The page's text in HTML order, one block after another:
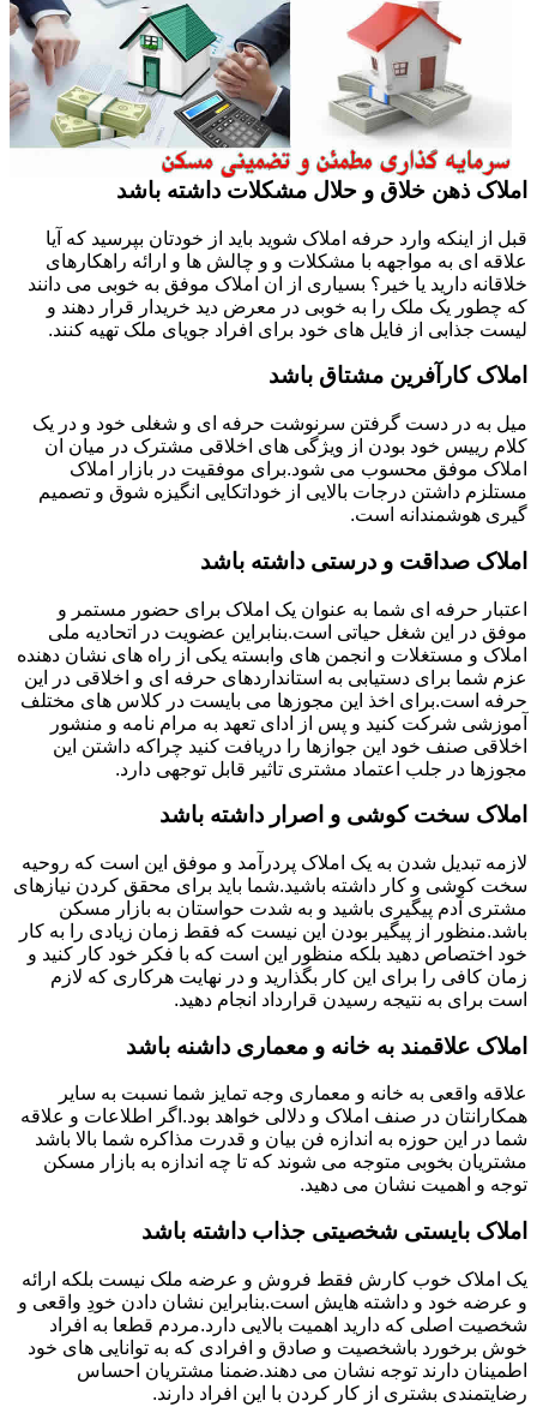
املاک ذهن خلاق و حلال مشکلات داشته باشد
قبل از اینکه وارد حرفه املاک شوید باید از خودتان بپرسید که آیا
علاقه ای به مواجهه با مشکلات و و چالش ها و ارائه راهکارهای
خلاقانه دارید یا خیر؟ بسیاری از ان املاک موفق به خوبی می دانند
که چطور یک ملک را به خوبی در معرض دید خریدار قرار دهند و
لیست جذابی از فایل های خود برای افراد جویای ملک تهیه کنند.
املاک کارآفرین مشتاق باشد
میل به در دست گرفتن سرنوشت حرفه ای و شغلی خود و در یک
کلام رییس خود بودن از ویژگی های اخلاقی مشترک در میان ان
املاک موفق محسوب می شود.برای موفقیت در بازار املاک
مستلزم داشتن درجات بالایی از خوداتکایی انگیزه شوق و تصمیم
گیری هوشمندانه است.
املاک صداقت و درستی داشته باشد
اعتبار حرفه ای شما به عنوان یک املاک برای حضور مستمر و
موفق در این شغل حیاتی است.بنابراین عضویت در اتحادیه ملی
املاک و مستغلات و انجمن های وابسته یکی از راه های نشان دهنده
عزم شما برای دستیابی به استانداردهای حرفه ای و اخلاقی در این
حرفه است.برای اخذ این مجوزها می بایست در کلاس های مختلف
آموزشی شرکت کنید و پس از ادای تعهد به مرام نامه و منشور
اخلاقی صنف خود این جوازها را دریافت کنید چراکه داشتن این
مجوزها در جلب اعتماد مشتری تاثیر قابل توجهی دارد.
املاک سخت کوشی و اصرار داشته باشد
لازمه تبدیل شدن به یک املاک پردرآمد و موفق این است که روحیه
سخت کوشی و کار داشته باشید.شما باید برای محقق کردن نیازهای
مشتری آدم پیگیری باشید و به شدت حواستان به بازار مسکن
باشد.منظور از پیگیر بودن این نیست که فقط زمان زیادی را به کار
خود اختصاص دهید بلکه منظور این است که با فکر خود کار کنید و
زمان کافی را برای این کار بگذارید و در نهایت هرکاری که لازم
است برای به نتیجه رسیدن قرارداد انجام دهید.
املاک علاقمند به خانه و معماری داشنه باشد
علاقه واقعی به خانه و معماری وجه تمایز شما نسبت به سایر
همکارانتان در صنف املاک و دلالی خواهد بود.اگر اطلاعات و علاقه
شما در این حوزه به اندازه فن بیان و قدرت مذاکره شما بالا باشد
مشتریان بخوبی متوجه می شوند که تا چه اندازه به بازار مسکن
توجه و اهمیت نشان می دهید.
املاک بایستی شخصیتی جذاب داشته باشد
یک املاک خوب کارش فقط فروش و عرضه ملک نیست بلکه ارائه
و عرضه خود و داشته هایش است.بنابراین نشان دادن خودِ واقعی و
شخصیت اصلی که دارید اهمیت بالایی دارد.مردم قطعا به افراد
خوش برخورد باشخصیت و صادق و افرادی که به توانایی های خود
اطمینان دارند توجه نشان می دهند.ضمنا مشتریان احساس
رضایتمندی بشتری از کار کردن با این افراد دارند.